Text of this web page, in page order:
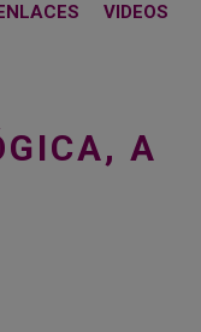
ENLACES VIDEOS
A